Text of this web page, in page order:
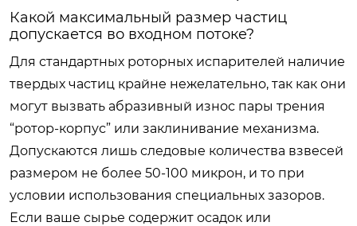
Какой максимальный размер частиц
допускается во входном потоке?
Для стандартных роторных испарителей наличие
твердых частиц крайне нежелательно, так как они
могут вызвать абразивный износ пары трения
“ротор-корпус” или заклинивание механизма.
Допускаются лишь следовые количества взвесей
размером не более 50-100 микрон, и то при
условии использования специальных зазоров.
Если ваше сырье содержит осадок или